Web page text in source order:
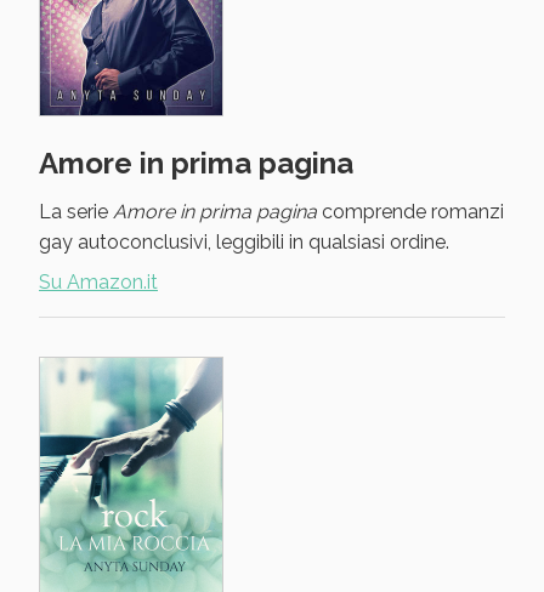
Amore in prima pagina
La serie Amore in prima pagina comprende romanzi
gay autoconclusivi, leggibili in qualsiasi ordine.
Su Amazon.it